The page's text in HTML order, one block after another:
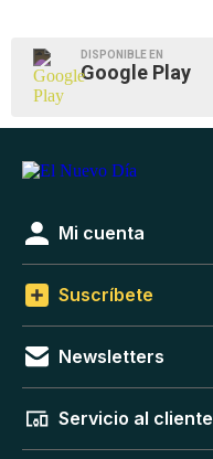
DISPONIBLE EN
Google Play
Mi cuenta
Suscríbete
Newsletters
Servicio al cliente